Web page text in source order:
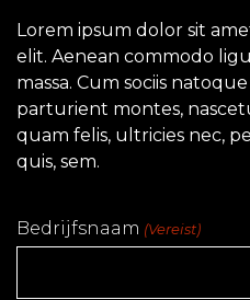
Lorem ipsum dolor sit
elit. Aenean commodo
massa. Cum sociis
parturient montes,
quam felis, ultricies nec,
quis, sem.
Bedrijfsnaam (Vereist)